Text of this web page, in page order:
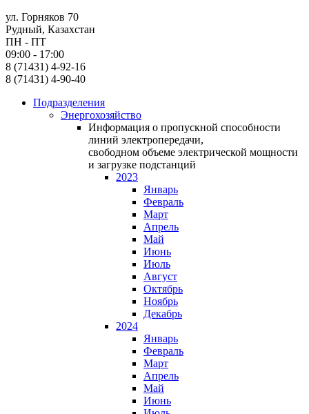
ул. Горняков 70
Рудный, Казахстан
ПН - ПТ
09:00 - 17:00
8 (71431) 4-92-16
8 (71431) 4-90-40
Подразделения
Энергохозяйство
Информация о пропускной способности
линий электропередачи,
свободном объеме электрической мощности
и загрузке подстанций
2023
Январь
Февраль
Март
Апрель
Май
Июнь
Июль
Август
Октябрь
Ноябрь
Декабрь
2024
Январь
Февраль
Март
Апрель
Май
Июнь